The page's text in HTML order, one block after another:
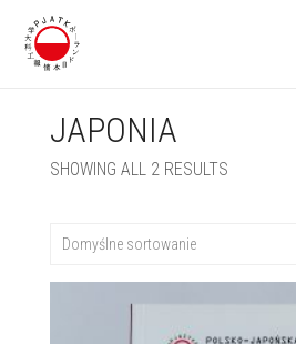
JAPONIA
SHOWING ALL 2 RESULTS
Domyślne sortowanie